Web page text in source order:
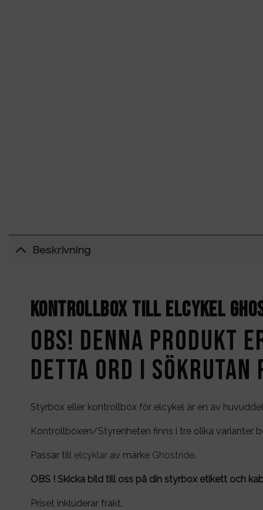
Beskrivning
Kontrollbox till elcykel
OBS! Denna produkt
detta ord i sökrutan
Styrbox eller kontrollbox för elcykel är en av
Kontrollboxen/Styrenheten finns i tre olika varianter
Passar till elcyklarav märke Ghostride.
OBS ! Skicka bild till oss på din styrbox etikett och
Priset inkluderar frakt.